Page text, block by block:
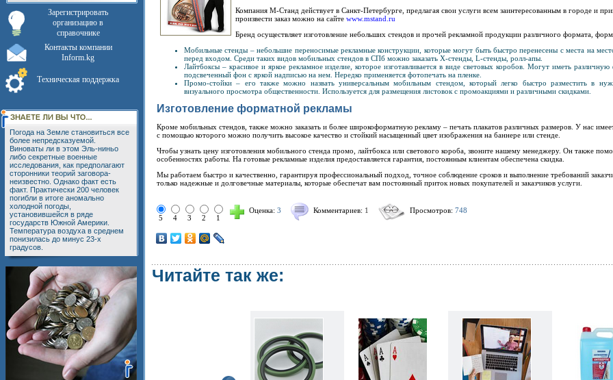
Зарегистрировать
организацию в
справочнике
Контакты компании
Inform.kg
Техническая поддержка
Погода на Земле становиться все
более непредсказуемой.
Виноваты ли в этом Эль-ниньо
либо секретные военные
исследования, как предполагают
сторонники теорий заговора-
неизвестно. Однако факт есть
факт. Практически 200 человек
погибли в итоге аномально
холодной погоды,
установившейся в ряде
государств Южной Америки.
Температура воздуха в среднем
понизилась до минус 23-х
градусов.
Компания М-Станд действует в Санкт-Петербурге, предлагая свои услуги всем заинтересованным в городе и
произвести заказ можно на сайте www.mstand.ru
Бренд осуществляет изготовление небольших стендов и прочей рекламной продукции различного формата,
Мобильные стенды – небольшие переносимые рекламные конструкции, которые могут быть быстро перенесены с места на
перед входом. Среди таких видов мобильных стендов в СПб можно заказать X-стенды, L-стенды, ролл-апы.
Лайтбоксы – красивое и яркое рекламное изделие, которое изготавливается в виде световых коробов. Могут иметь
подсвеченный фон с яркой надписью на нем. Нередко применяется фотопечать на пленке.
Промо-стойки – его также можно назвать универсальным мобильным стендом, который легко быстро разместить в
визуального просмотра общественности. Используется для размещения листовок с промоакциями и различными скидками.
Изготовление форматной рекламы
Кроме мобильных стендов, также можно заказать и более широкоформатную рекламу – печать плакатов различных размеров. У нас
с помощью которого можно получить высокое качество и стойкий насыщенный цвет изображения на баннере или стенде.
Чтобы узнать цену изготовления мобильного стенда промо, лайтбокса или светового короба, звоните нашему менеджеру. Он также
особенностях работы. На готовые рекламные изделия предоставляется гарантия, постоянным клиентам обеспечена скидка.
Мы работаем быстро и качественно, гарантируя профессиональный подход, точное соблюдение сроков и выполнение требований
только надежные и долговечные материалы, которые обеспечат вам постоянный приток новых покупателей и заказчиков услуги.
5 4 3 2 1
Оценка: 3 Комментариев: 1 Просмотров: 748
Читайте так же: